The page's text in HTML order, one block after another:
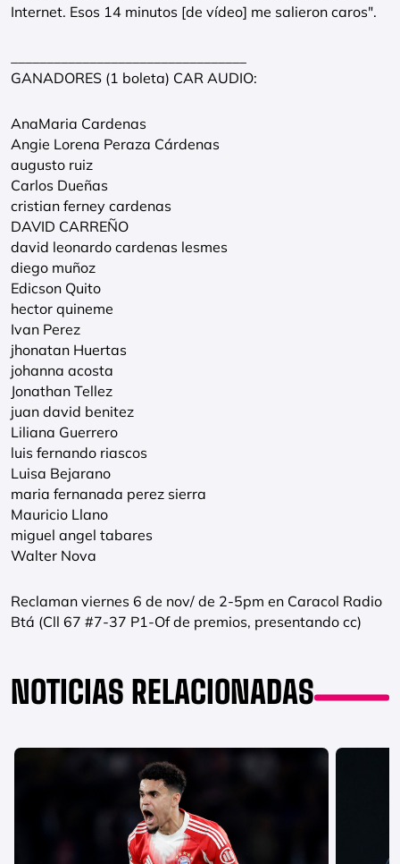
Internet. Esos 14 minutos [de vídeo] me salieron caros".
GANADORES (1 boleta) CAR AUDIO:
AnaMaria Cardenas
Angie Lorena Peraza Cárdenas
augusto ruiz
Carlos Dueñas
cristian ferney cardenas
DAVID CARREÑO
david leonardo cardenas lesmes
diego muñoz
Edicson Quito
hector quineme
Ivan Perez
jhonatan Huertas
johanna acosta
Jonathan Tellez
juan david benitez
Liliana Guerrero
luis fernando riascos
Luisa Bejarano
maria fernanada perez sierra
Mauricio Llano
miguel angel tabares
Walter Nova
Reclaman viernes 6 de nov/ de 2-5pm en Caracol Radio
Btá (Cll 67 #7-37 P1-Of de premios, presentando cc)
NOTICIAS RELACIONADAS